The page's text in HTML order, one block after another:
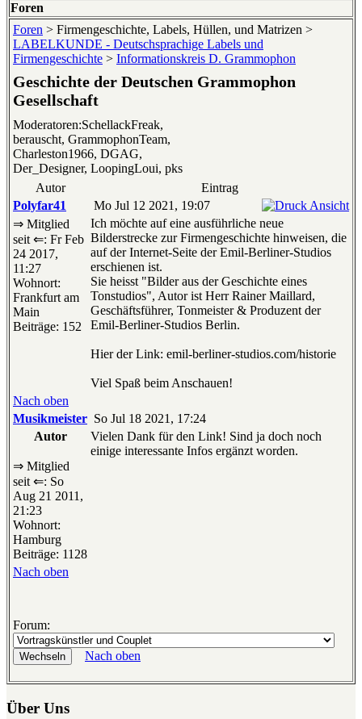
Foren
Foren > Firmengeschichte, Labels, Hüllen, und Matrizen >
LABELKUNDE - Deutschsprachige Labels und
Firmengeschichte > Informationskreis D. Grammophon
Geschichte der Deutschen Grammophon
Gesellschaft
Moderatoren:SchellackFreak,
berauscht, GrammophonTeam,
Charleston1966, DGAG,
Der_Designer, LoopingLoui, pks
Autor
Eintrag
Polyfar41
Mo Jul 12 2021, 19:07
⇒ Mitglied
seit ⇐: Fr Feb
24 2017,
11:27
Wohnort:
Frankfurt am
Main
Beiträge: 152
Ich möchte auf eine ausführliche neue
Bilderstrecke zur Firmengeschichte hinweisen, die
auf der Internet-Seite der Emil-Berliner-Studios
erschienen ist.
Sie heisst "Bilder aus der Geschichte eines
Tonstudios", Autor ist Herr Rainer Maillard,
Geschäftsführer, Tonmeister & Produzent der
Emil-Berliner-Studios Berlin.
Hier der Link: emil-berliner-studios.com/historie
Viel Spaß beim Anschauen!
Nach oben
Musikmeister So Jul 18 2021, 17:24
Autor
⇒ Mitglied
seit ⇐: So
Aug 21 2011,
21:23
Wohnort:
Hamburg
Beiträge: 1128
Vielen Dank für den Link! Sind ja doch noch
einige interessante Infos ergänzt worden.
Nach oben
Forum:
Nach oben
Über Uns